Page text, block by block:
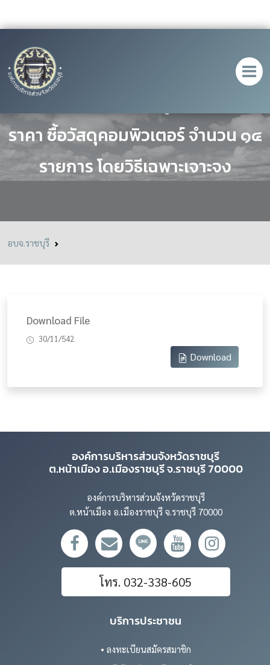
ประกาศ เรื่อง ประกาศผู้ชนะการเสนอ
ราคา ซื้อวัสดุคอมพิวเตอร์ จำนวน ๑๔
รายการ โดยวิธีเฉพาะเจาะจง
อบจ.ราชบุรี
Download File
30/11/542
Download
องค์การบริหารส่วนจังหวัดราชบุรี
ต.หน้าเมือง อ.เมืองราชบุรี จ.ราชบุรี 70000
องค์การบริหารส่วนจังหวัดราชบุรี
ต.หน้าเมือง อ.เมืองราชบุรี จ.ราชบุรี 70000
โทร. 032-338-605
บริการประชาชน
• ลงทะเบียนสมัครสมาชิก